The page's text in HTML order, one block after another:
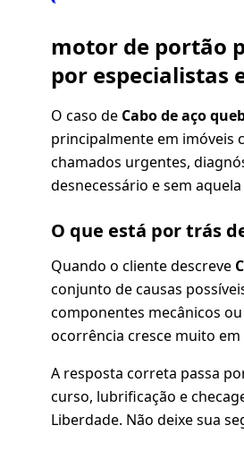
motor de portão
por especialistas
O caso de Cabo de aço
principalmente em imóveis
chamados urgentes,
desnecessário e sem
O que está por trás
Quando o cliente descreve
conjunto de causas
componentes mecânicos
ocorrência cresce muito
A resposta correta passa
curso, lubrificação e
Liberdade. Não deixe sua